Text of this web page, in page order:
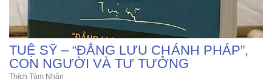
TUỆ SỸ – “ĐẲNG LƯU CHÁNH PHÁP”,
CON NGƯỜI VÀ TƯ TƯỞNG
Thích Tâm Nhãn